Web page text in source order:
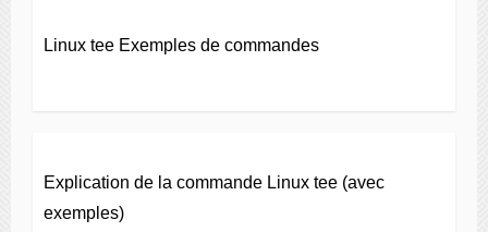
Linux tee Exemples de commandes
Explication de la commande Linux tee (avec
exemples)